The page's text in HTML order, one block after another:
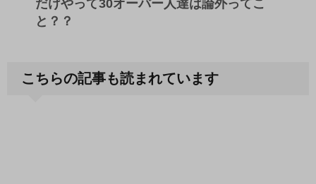
だけやって30オーバー人達は論外ってこ
と？？
こちらの記事も読まれています